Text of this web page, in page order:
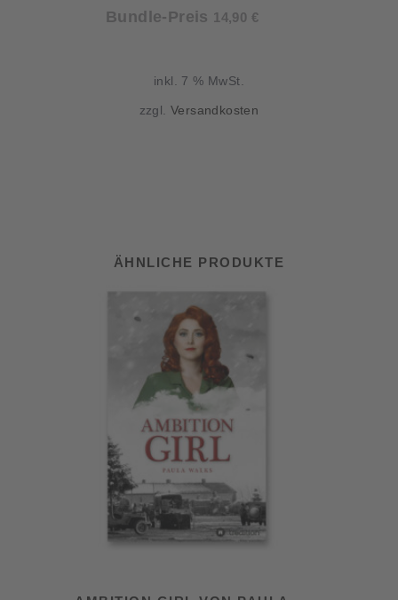
Bundle-Preis 14,90 €Aktueller
inkl. 7 % MwSt.
zzgl.Versandkosten
ÄHNLICHE PRODUKTE